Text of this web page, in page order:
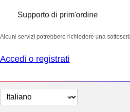
Supporto di prim'ordine
Alcuni servizi potrebbero richiedere una
Accedi o registrati
Cambia
lingua